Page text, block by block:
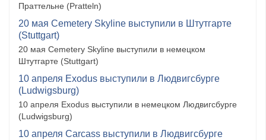
Праттельне (Pratteln)
20 мая Cemetery Skyline выступили в Штутгарте
(Stuttgart)
20 мая Cemetery Skyline выступили в немецком
Штутгарте (Stuttgart)
10 апреля Exodus выступили в Людвигсбурге
(Ludwigsburg)
10 апреля Exodus выступили в немецком Людвигсбурге
(Ludwigsburg)
10 апреля Carcass выступили в Людвигсбурге